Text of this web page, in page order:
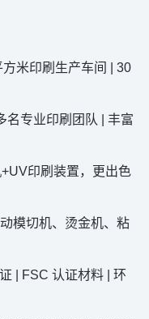
米印刷生产车间 | 30
名专业印刷团队 | 丰富
印刷装置，更出色
模切机、烫金机、粘
| FSC 认证材料 | 环